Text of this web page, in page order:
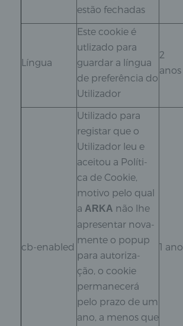
estão fechadas
Língua
Este cookie é
utlizado para
guardar a língua
de preferência do
Utilizador
2
anos
cb-enabled
Utilizado para
registar que o
Utilizador leu e
aceitou a Políti-
ca de Cookie,
motivo pelo qual
a ARKA não lhe
apresentar nova-
mente o popup
para autoriza-
ção, o cookie
permanecerá
pelo prazo de um
ano, a menos que
1 ano